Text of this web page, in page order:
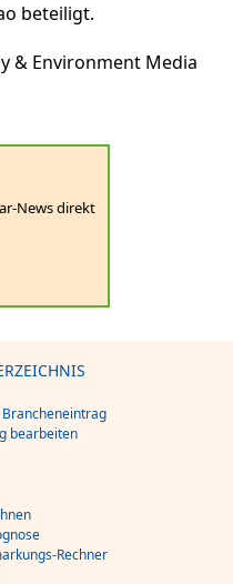
beteiligt.
& Environment Media
News direkt
Brancheneintrag
bearbeiten
Rechner